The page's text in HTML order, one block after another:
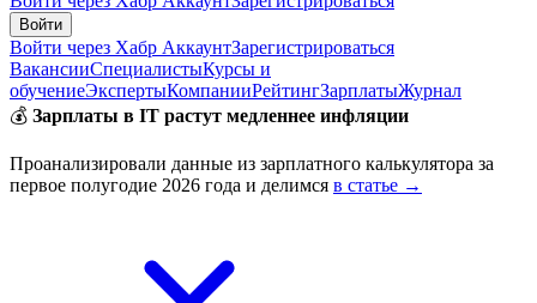
Войти
Войти через Хабр АккаунтЗарегистрироваться
ВакансииСпециалистыКурсы и
обучениеЭкспертыКомпанииРейтингЗарплатыЖурнал
💰 Зарплаты в IT растут медленнее инфляции
Проанализировали данные из зарплатного калькулятора за
первое полугодие 2026 года и делимся в статье →